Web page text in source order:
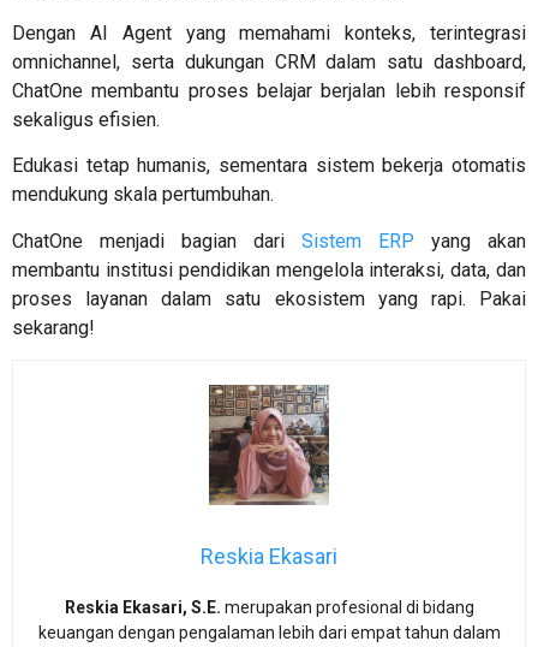
Dengan AI Agent yang memahami konteks, terintegrasi
omnichannel, serta dukungan CRM dalam satu dashboard,
ChatOne membantu proses belajar berjalan lebih responsif
sekaligus efisien.
Edukasi tetap humanis, sementara sistem bekerja otomatis
mendukung skala pertumbuhan.
ChatOne menjadi bagian dari Sistem ERP yang akan
membantu institusi pendidikan mengelola interaksi, data, dan
proses layanan dalam satu ekosistem yang rapi. Pakai
sekarang!
Reskia Ekasari
Reskia Ekasari, S.E. merupakan profesional di bidang
keuangan dengan pengalaman lebih dari empat tahun dalam